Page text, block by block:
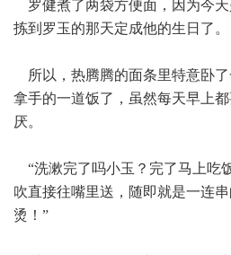
罗健煮了两袋方便面，因为今
拣到罗玉的那天定成他的生日了。
所以，热腾腾的面条里特意卧
拿手的一道饭了，虽然每天早上
厌。
“洗漱完了吗小玉？完了马上吃
吹直接往嘴里送，随即就是一连
烫！”